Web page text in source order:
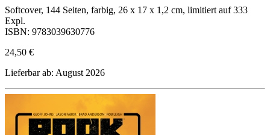
Softcover, 144 Seiten, farbig, 26 x 17 x 1,2 cm, limitiert auf 333
Expl.
ISBN: 9783039630776
24,50 €
Lieferbar ab: August 2026